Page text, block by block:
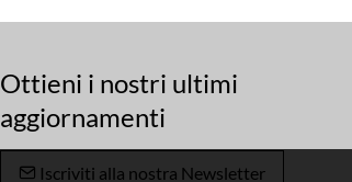
Ottieni i nostri ultimi
aggiornamenti
Iscriviti alla nostra Newsletter